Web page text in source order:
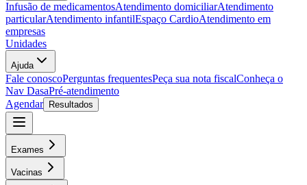
Infusão de medicamentosAtendimento domiciliarAtendimento
particularAtendimento infantilEspaço CardioAtendimento em
empresas
Unidades
Ajuda
Fale conoscoPerguntas frequentesPeça sua nota fiscalConheça o
Nav DasaPré-atendimento
Agendar
Resultados
Exames
Vacinas